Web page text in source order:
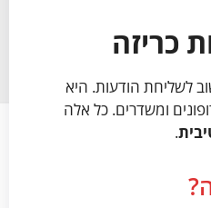
כריזה
לשליחת הודעות. היא
ומשדרים. כל אלה
.